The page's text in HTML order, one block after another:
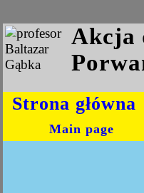
Akcja
Strona główna
Main page